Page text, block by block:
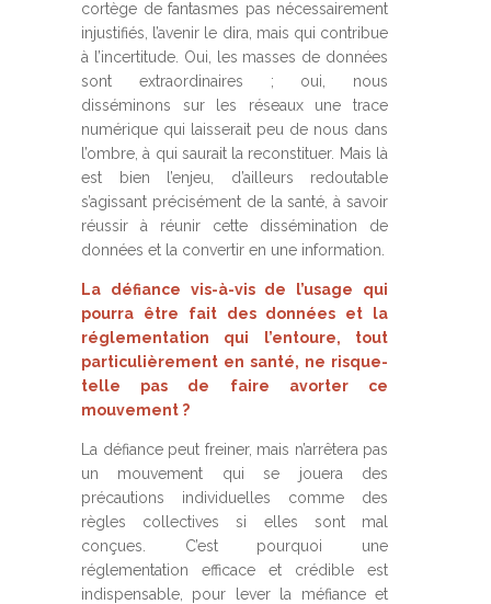
cortège de fantasmes pas nécessairement
injustifiés, l’avenir le dira, mais qui contribue
à l’incertitude. Oui, les masses de données
sont extraordinaires ; oui, nous
disséminons sur les réseaux une trace
numérique qui laisserait peu de nous dans
l’ombre, à qui saurait la reconstituer. Mais là
est bien l’enjeu, d’ailleurs redoutable
s’agissant précisément de la santé, à savoir
réussir à réunir cette dissémination de
données et la convertir en une information.
La défiance vis-à-vis de l’usage qui
pourra être fait des données et la
réglementation qui l’entoure, tout
particulièrement en santé, ne risque-
telle pas de faire avorter ce
mouvement ?
La défiance peut freiner, mais n’arrêtera pas
un mouvement qui se jouera des
précautions individuelles comme des
règles collectives si elles sont mal
conçues. C’est pourquoi une
réglementation efficace et crédible est
indispensable, pour lever la méfiance et